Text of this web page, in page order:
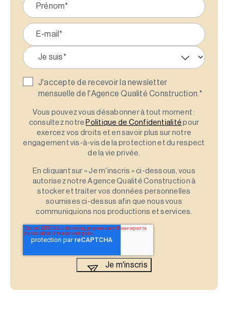
J'accepte de recevoir la newsletter
mensuelle de l'Agence Qualité Construction.*
Vous pouvez vous désabonner à tout moment :
consultez notre Politique de Confidentialité pour
exercez vos droits et en savoir plus sur notre
engagement vis-à-vis de la protection et du respect
de la vie privée.
En cliquant sur « Je m'inscris » ci-dessous, vous
autorisez notre Agence Qualité Construction à
stocker et traiter vos données personnelles
soumises ci-dessus afin que nous vous
communiquions nos productions et services.